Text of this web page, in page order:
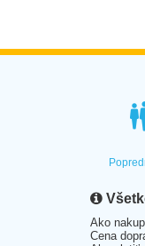
Ako
Cena